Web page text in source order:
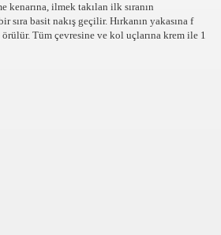
kenarına, ilmek takılan ilk sıranın
sıra basit nakış geçilir. Hırkanın yakasına f
Tüm çevresine ve kol uçlarına krem ile 1